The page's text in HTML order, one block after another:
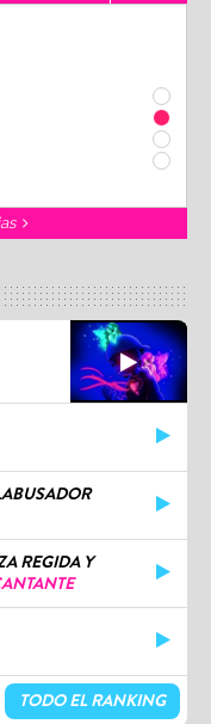
REGIDA Y
TODO EL RANKING